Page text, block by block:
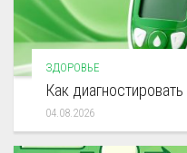
ЗДОРОВЬЕ
Как
04.08.2026